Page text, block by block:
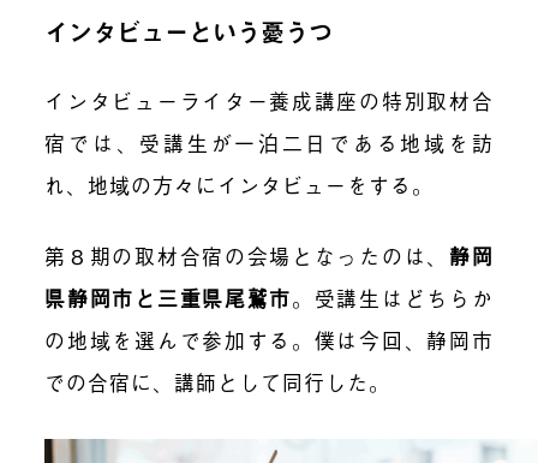
インタビューという憂うつ
インタビューライター養成講座の特別取材合
宿では、受講生が一泊二日である地域を訪
れ、地域の方々にインタビューをする。
第８期の取材合宿の会場となったのは、 静岡
県静岡市と三重県尾鷲市。受講生はどちらか
の地域を選んで参加する。僕は今回、静岡市
での合宿に、講師として同行した。